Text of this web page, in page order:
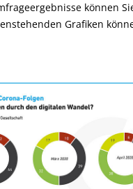
können
Grafiken